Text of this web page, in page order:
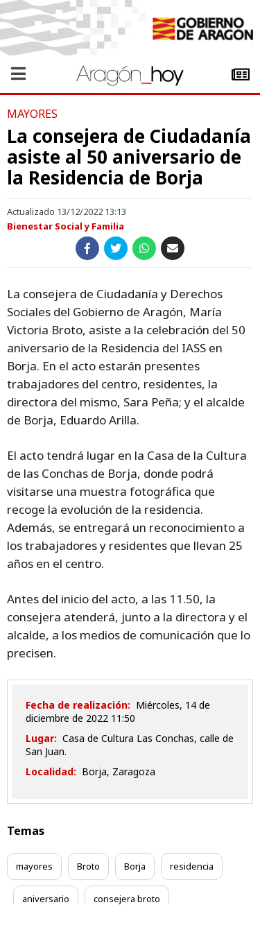
MAYORES
La consejera de Ciudadanía
asiste al 50 aniversario de
la Residencia de Borja
Actualizado 13/12/2022 13:13
Bienestar Social y Familia
La consejera de Ciudadanía y Derechos
Sociales del Gobierno de Aragón, María
Victoria Broto, asiste a la celebración del 50
aniversario de la Residencia del IASS en
Borja. En el acto estarán presentes
trabajadores del centro, residentes, la
directora del mismo, Sara Peña; y el alcalde
de Borja, Eduardo Arilla.
El acto tendrá lugar en la Casa de la Cultura
de las Conchas de Borja, donde podrá
visitarse una muestra fotográfica que
recoge la evolución de la residencia.
Además, se entregará un reconocimiento a
los trabajadores y residentes que llevan 25
años en el centro.
Antes del inicio del acto, a las 11.50, la
consejera atenderá, junto a la directora y el
alcalde, a los medios de comunicación que lo
precisen.
Fecha de realización: miércoles, 14 de
diciembre de 2022 11:50
Lugar: Casa de Cultura Las Conchas, calle de
San Juan.
Localidad: Borja, Zaragoza
Temas
mayores Broto Borja residencia
aniversario consejera broto